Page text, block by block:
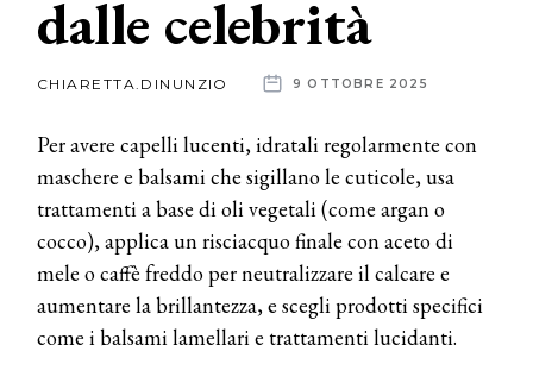
News
dalle celebrità
CHIARETTA.DINUNZIO 9 OTTOBRE 2025
Per avere capelli lucenti, idratali regolarmente con
maschere e balsami che sigillano le cuticole, usa
trattamenti a base di oli vegetali (come argan o
cocco), applica un risciacquo finale con aceto di
mele o caffè freddo per neutralizzare il calcare e
aumentare la brillantezza, e scegli prodotti specifici
come i balsami lamellari e trattamenti lucidanti.